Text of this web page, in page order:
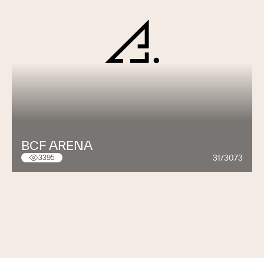
BCF ARENA
3395 31/3073